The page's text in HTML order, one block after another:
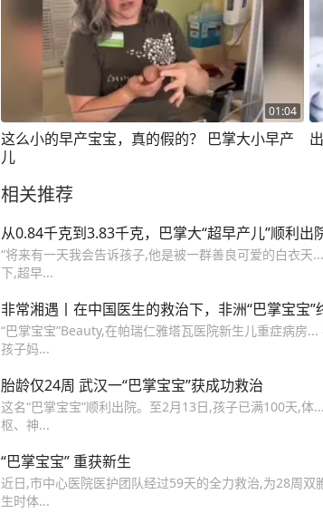
01:04
这么小的早产宝宝，真的假的？ 巴掌大小早产
儿
相关推荐
从0.84千克到3.83千克，巴掌大“超早产儿”顺利
“将来有一天我会告诉孩子,他是被一群善良可爱的白衣
下,超早...
非常湘遇丨在中国医生的救治下，非洲“巴掌宝宝”
“巴掌宝宝”Beauty,在帕瑞仁雅塔瓦医院新生儿重症病房
孩子妈...
胎龄仅24周 武汉一“巴掌宝宝”获成功救治
这名“巴掌宝宝”顺利出院。至2月13日,孩子已满100天,体
枢、神...
“巴掌宝宝” 重获新生
近日,市中心医院医护团队经过59天的全力救治,为28周双
生时体...